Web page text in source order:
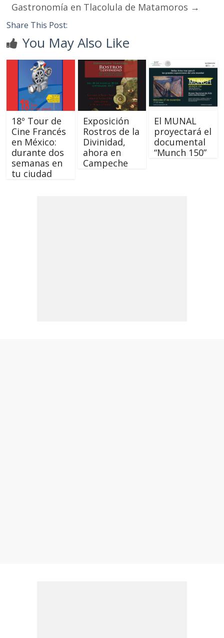
Gastronomía en Tlacolula de Matamoros →
Share This Post:
You May Also Like
18º Tour de
Cine Francés
en México:
durante dos
semanas en
tu ciudad
Exposición
Rostros de la
Divinidad,
ahora en
Campeche
El MUNAL
proyectará el
documental
“Munch 150”